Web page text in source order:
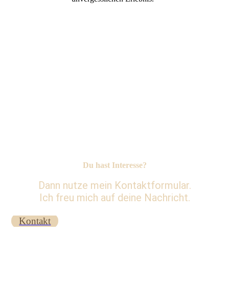
Du hast Interesse?
Dann nutze mein Kontaktformular.
Ich freu mich auf deine Nachricht.
Kontakt